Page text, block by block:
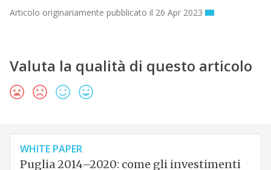
Articolo originariamente pubblicato il 26 Apr 2023
Valuta la qualità di questo articolo
WHITE PAPER
Puglia 2014–2020: come gli investimenti